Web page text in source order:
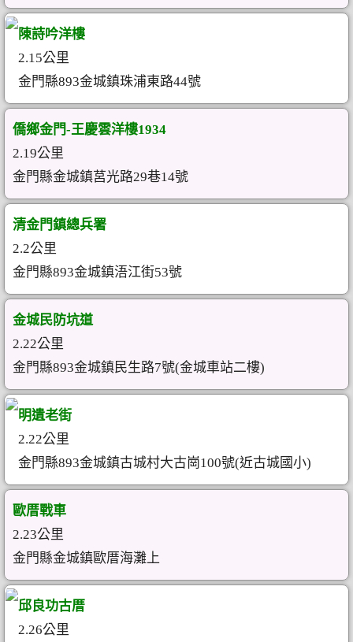
陳詩吟洋樓
2.15公里
金門縣893金城鎮珠浦東路44號
僑鄉金門-王慶雲洋樓1934
2.19公里
金門縣金城鎮莒光路29巷14號
清金門鎮總兵署
2.2公里
金門縣893金城鎮浯江街53號
金城民防坑道
2.22公里
金門縣893金城鎮民生路7號(金城車站二樓)
明遺老街
2.22公里
金門縣893金城鎮古城村大古崗100號(近古城國小)
歐厝戰車
2.23公里
金門縣金城鎮歐厝海灘上
邱良功古厝
2.26公里